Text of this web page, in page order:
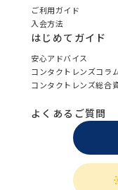
ご利用ガイド
入会方法
はじめてガイド
安心アドバイス
コンタクトレンズコラ
コンタクトレンズ総合
よくあるご質問